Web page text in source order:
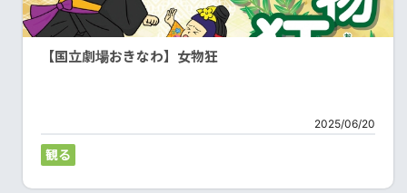
【国立劇場おきなわ】女物狂
2025/06/20
観る